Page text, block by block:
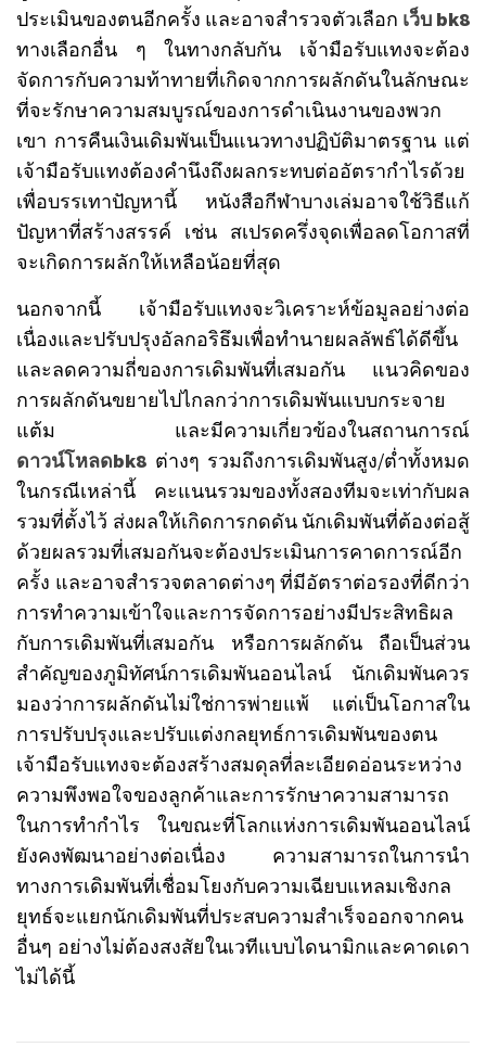
ประเมินของตนอีกครั้ง และอาจสำรวจตัวเลือก เว็บ bk8
ทางเลือกอื่น ๆ ในทางกลับกัน เจ้ามือรับแทงจะต้อง
จัดการกับความท้าทายที่เกิดจากการผลักดันในลักษณะ
ที่จะรักษาความสมบูรณ์ของการดำเนินงานของพวก
เขา การคืนเงินเดิมพันเป็นแนวทางปฏิบัติมาตรฐาน แต่
เจ้ามือรับแทงต้องคำนึงถึงผลกระทบต่ออัตรากำไรด้วย
เพื่อบรรเทาปัญหานี้ หนังสือกีฬาบางเล่มอาจใช้วิธีแก้
ปัญหาที่สร้างสรรค์ เช่น สเปรดครึ่งจุดเพื่อลดโอกาสที่
จะเกิดการผลักให้เหลือน้อยที่สุด
นอกจากนี้ เจ้ามือรับแทงจะวิเคราะห์ข้อมูลอย่างต่อ
เนื่องและปรับปรุงอัลกอริธึมเพื่อทำนายผลลัพธ์ได้ดีขึ้น
และลดความถี่ของการเดิมพันที่เสมอกัน แนวคิดของ
การผลักดันขยายไปไกลกว่าการเดิมพันแบบกระจาย
แต้ม และมีความเกี่ยวข้องในสถานการณ์
ดาวน์โหลดbk8 ต่างๆ รวมถึงการเดิมพันสูง/ต่ำทั้งหมด
ในกรณีเหล่านี้ คะแนนรวมของทั้งสองทีมจะเท่ากับผล
รวมที่ตั้งไว้ ส่งผลให้เกิดการกดดัน นักเดิมพันที่ต้องต่อสู้
ด้วยผลรวมที่เสมอกันจะต้องประเมินการคาดการณ์อีก
ครั้ง และอาจสำรวจตลาดต่างๆ ที่มีอัตราต่อรองที่ดีกว่า
การทำความเข้าใจและการจัดการอย่างมีประสิทธิผล
กับการเดิมพันที่เสมอกัน หรือการผลักดัน ถือเป็นส่วน
สำคัญของภูมิทัศน์การเดิมพันออนไลน์ นักเดิมพันควร
มองว่าการผลักดันไม่ใช่การพ่ายแพ้ แต่เป็นโอกาสใน
การปรับปรุงและปรับแต่งกลยุทธ์การเดิมพันของตน
เจ้ามือรับแทงจะต้องสร้างสมดุลที่ละเอียดอ่อนระหว่าง
ความพึงพอใจของลูกค้าและการรักษาความสามารถ
ในการทำกำไร ในขณะที่โลกแห่งการเดิมพันออนไลน์
ยังคงพัฒนาอย่างต่อเนื่อง ความสามารถในการนำ
ทางการเดิมพันที่เชื่อมโยงกับความเฉียบแหลมเชิงกล
ยุทธ์จะแยกนักเดิมพันที่ประสบความสำเร็จออกจากคน
อื่นๆ อย่างไม่ต้องสงสัยในเวทีแบบไดนามิกและคาดเดา
ไม่ได้นี้